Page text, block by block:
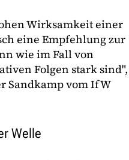
Wirksamkeit einer
eine Empfehlung zur
wie im Fall von
Folgen stark sind",
Sandkamp vom IfW
Welle